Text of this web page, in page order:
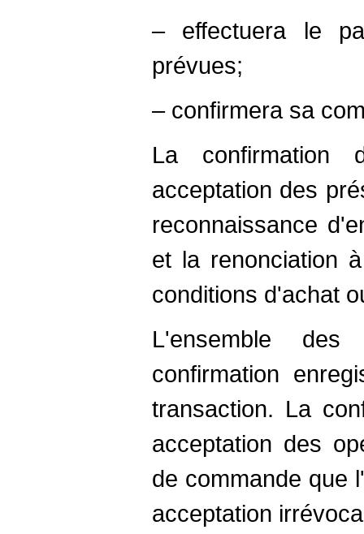
– effectuera le
prévues;
– confirmera sa
La confirmation
acceptation des
reconnaissance
et la renonciation
conditions d'achat
L'ensemble
confirmation
transaction. La
acceptation des
de commande que
acceptation